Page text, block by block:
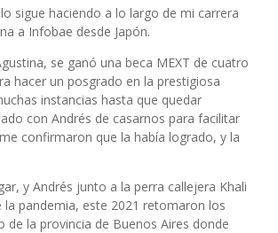
sigue haciendo a lo largo de mi carrera
a Infobae desde Japón.
se ganó una beca MEXT de cuatro
hacer un posgrado en la prestigiosa
instancias hasta que quedar
con Andrés de casarnos para facilitar
confirmaron que la había logrado, y la
y Andrés junto a la perra callejera Khali
pandemia, este 2021 retomaron los
de la provincia de Buenos Aires donde